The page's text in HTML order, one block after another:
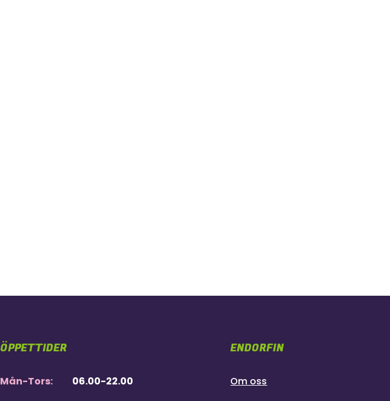
ÖPPETTIDER
Mån-Tors: 06.00-22.00
ENDORFIN
Om oss